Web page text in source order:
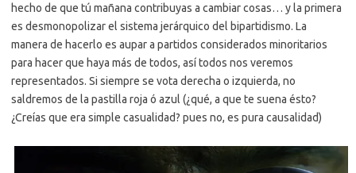
hecho de que tú mañana contribuyas a cambiar cosas… y la primera
es desmonopolizar el sistema jerárquico del bipartidismo. La
manera de hacerlo es aupar a partidos considerados minoritarios
para hacer que haya más de todos, así todos nos veremos
representados. Si siempre se vota derecha o izquierda, no
saldremos de la pastilla roja ó azul (¿qué, a que te suena ésto?
¿Creías que era simple casualidad? pues no, es pura causalidad)